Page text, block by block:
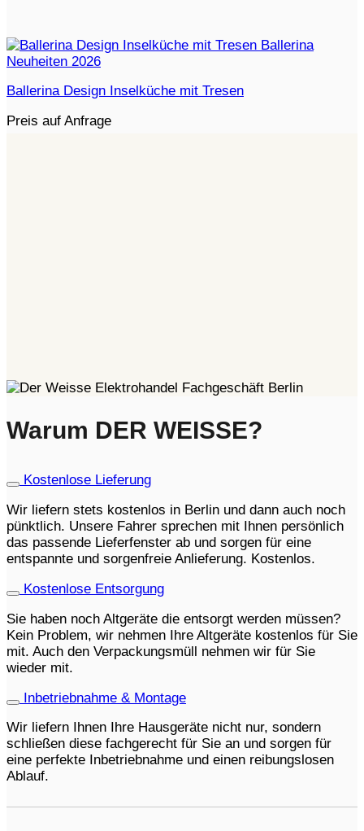
Ballerina Design Inselküche mit Tresen
Preis auf Anfrage
Warum DER WEISSE?
Kostenlose Lieferung
Wir liefern stets kostenlos in Berlin und dann auch noch
pünktlich. Unsere Fahrer sprechen mit Ihnen persönlich
das passende Lieferfenster ab und sorgen für eine
entspannte und sorgenfreie Anlieferung. Kostenlos.
Kostenlose Entsorgung
Sie haben noch Altgeräte die entsorgt werden müssen?
Kein Problem, wir nehmen Ihre Altgeräte kostenlos für Sie
mit. Auch den Verpackungsmüll nehmen wir für Sie
wieder mit.
Inbetriebnahme & Montage
Wir liefern Ihnen Ihre Hausgeräte nicht nur, sondern
schließen diese fachgerecht für Sie an und sorgen für
eine perfekte Inbetriebnahme und einen reibungslosen
Ablauf.